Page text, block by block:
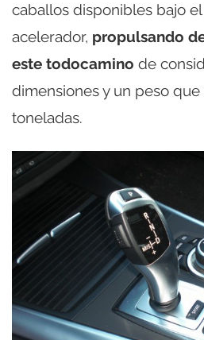
caballos disponibles bajo
acelerador, propulsando
este todocamino de
dimensiones y un peso
toneladas.